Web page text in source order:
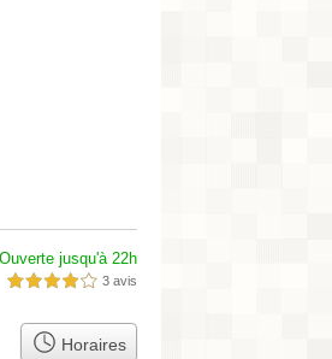
Ouverte jusqu'à 22h
4,0 étoiles sur 5 3 avis
Horaires